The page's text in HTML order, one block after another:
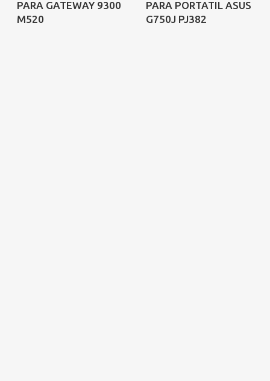
PARA GATEWAY 9300
M520
PARA PORTATIL ASUS
G750J PJ382